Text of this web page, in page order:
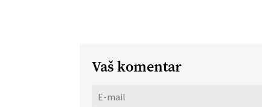
Vaš komentar